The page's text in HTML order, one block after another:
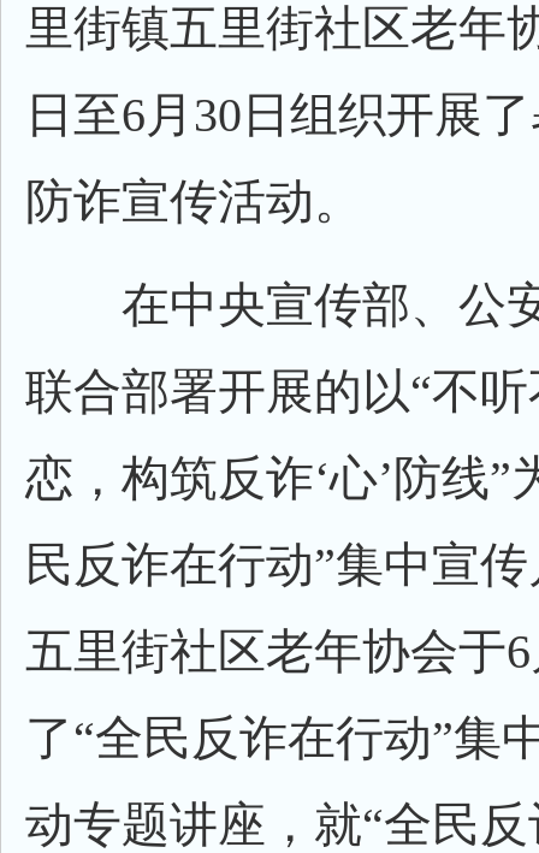
里街镇五里街社区老年
日至6月30日组织开展
防诈宣传活动。
在中央宣传部、公
联合部署开展的以“不
恋，构筑反诈‘心’防线”
民反诈在行动”集中宣
五里街社区老年协会于
了“全民反诈在行动”集
动专题讲座，就“全民